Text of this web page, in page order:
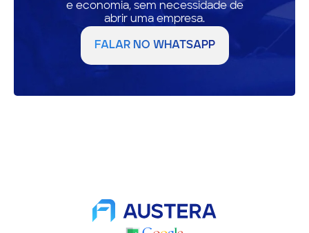
e economia, sem necessidade de
abrir uma empresa.
FALAR NO WHATSAPP